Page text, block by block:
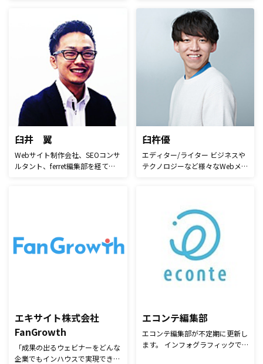
フルエンサーの影響力や投稿に関
する実績情報などのビッグデータ
を収集・解析し、企業様のマーケ
ティングのサポートを行っていま
ティングを科学する』をテーマに
IPRの運営を行っており、曖昧な
情報で進行されやすいインフルエ
ンサーマーケティングをデータド
リブンに行っていただくために、
日々サービス開発を行っておりま
す。
に行っており、最先端で需要のあ
るサービス提供を行っています。
沖縄に子会社、ベトナムに開発拠
点を構えており、制作からPR、
開発までワンストップで提供が可
能です。 またAI領域であるチャッ
トボットサービスなど新規事業も
積極的に立ち上げています。
臼井 翼
Webサイト制作会社、SEOコンサ
ルタント、ferret編集部を経て
ます！」
臼杵優
エディター/ライター ビジネスや
テクノロジーなど様々なWebメデ
や採用・コーポレートサイトのコ
ンテンツ支援の経験などマーケテ
ィング業務に従事できる編集者と
して活動している。
エキサイト株式会社
FanGrowth
「成果の出るウェビナーをどんな
企業でもインハウスで実現でき
エコンテ編集部
エコンテ編集部が不定期に更新し
ます。 インフォグラフィックで